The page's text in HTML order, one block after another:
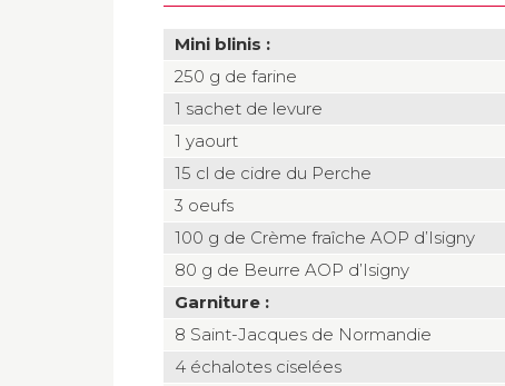
Mini blinis :
250 g de farine
1 sachet de levure
1 yaourt
15 cl de cidre du Perche
3 oeufs
100 g de Crème fraîche AOP d’Isigny
80 g de Beurre AOP d’Isigny
Garniture :
8 Saint-Jacques de Normandie
4 échalotes ciselées